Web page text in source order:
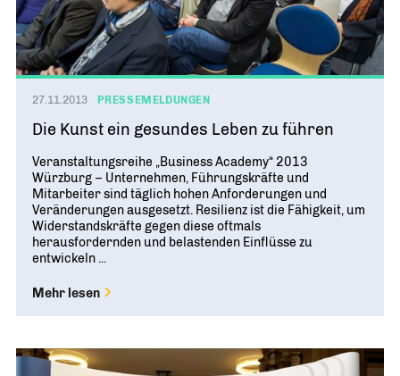
27.11.2013 PRESSEMELDUNGEN
Die Kunst ein gesundes Leben zu führen
Veranstaltungsreihe „Business Academy“ 2013
Würzburg – Unternehmen, Führungskräfte und
Mitarbeiter sind täglich hohen Anforderungen und
Veränderungen ausgesetzt. Resilienz ist die Fähigkeit, um
Widerstandskräfte gegen diese oftmals
herausfordernden und belastenden Einflüsse zu
entwickeln ...
Mehr lesen